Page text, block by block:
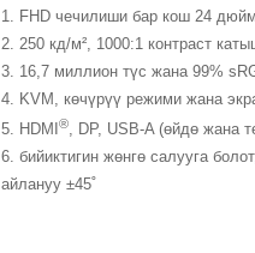
1. FHD чечилиши бар кош 24
2. 250 кд/м², 1000:1 контраст
3. 16,7 миллион түс жана 99%
4. KVM, көчүрүү режими жана
5. HDMI ®, DP, USB-A (өйдө жана
6. бийиктигин жөнгө салууга
айлануу ±45˚